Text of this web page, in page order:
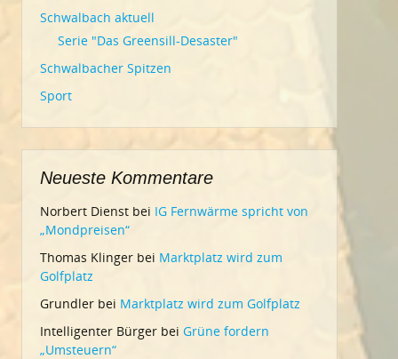
Schwalbach aktuell
Serie "Das Greensill-Desaster"
Schwalbacher Spitzen
Sport
Neueste Kommentare
Norbert Dienst bei IG Fernwärme spricht von
„Mondpreisen“
Thomas Klinger bei Marktplatz wird zum
Golfplatz
Grundler bei Marktplatz wird zum Golfplatz
Intelligenter Bürger bei Grüne fordern
„Umsteuern“